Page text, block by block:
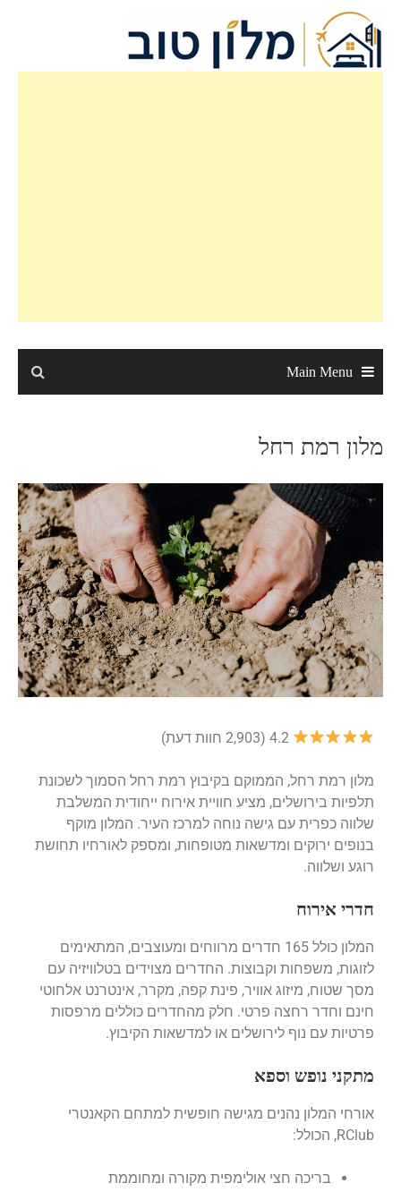
Main Menu
מלון רמת רחל
מלון רמת רחל, הממוקם בקיבוץ רמת רחל הסמוך לשכונת
תלפיות בירושלים, מציע חוויית אירוח ייחודית המשלבת
שלווה כפרית עם גישה נוחה למרכז העיר. המלון מוקף
בנופים ירוקים ומדשאות מטופחות, ומספק לאורחיו תחושת
רוגע ושלווה.
חדרי אירוח
המלון כולל 165 חדרים מרווחים ומעוצבים, המתאימים
לזוגות, משפחות וקבוצות. החדרים מצוידים בטלוויזיה עם
מסך שטוח, מיזוג אוויר, פינת קפה, מקרר, אינטרנט אלחוטי
חינם וחדר רחצה פרטי. חלק מהחדרים כוללים מרפסות
פרטיות עם נוף לירושלים או למדשאות הקיבוץ.
מתקני נופש וספא
אורחי המלון נהנים מגישה חופשית למתחם הקאנטרי
RClub, הכולל:
בריכה חצי אולימפית מקורה ומחוממת